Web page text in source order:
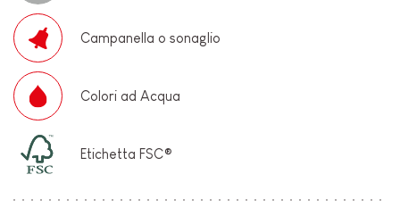
Campanella o sonaglio
Colori ad Acqua
Etichetta FSC®